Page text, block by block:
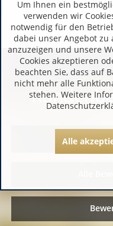
Um Ihnen ein
verwenden wir
notwendig für den
dabei unser Angebot zu
anzuzeigen und unsere
Cookies akzeptieren
beachten Sie, dass auf
nicht mehr alle
stehen. Weitere
Alle